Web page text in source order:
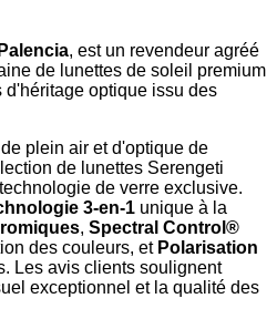
Palencia, est un revendeur agréé
de lunettes de soleil premium
optique issu des
plein air et d'optique de
de lunettes Serengeti
de verre exclusive.
3-en-1 unique à la
, Spectral Control®
des couleurs, et Polarisation
Les avis clients soulignent
exceptionnel et la qualité des